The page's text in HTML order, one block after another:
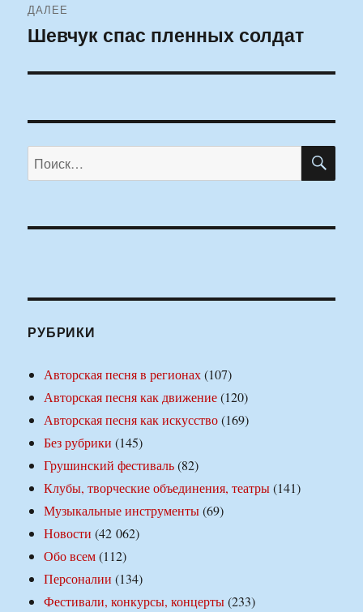
ДАЛЕЕ
Следующая
Шевчук спас пленных солдат
Искать:
РУБРИКИ
Авторская песня в регионах(107)
Авторская песня как движение(120)
Авторская песня как искусство(169)
Без рубрики (145)
Грушинский фестиваль(82)
Клубы, творческие объединения, театры(141)
Музыкальные инструменты(69)
Новости (42 062)
Обо всем(112)
Персоналии (134)
Фестивали, конкурсы, концерты(233)